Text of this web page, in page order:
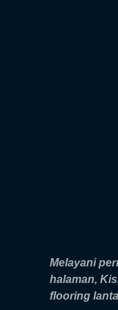
Melayani
halaman,
flooring